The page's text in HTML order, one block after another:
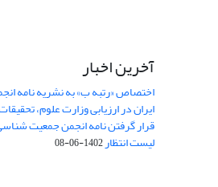
آخرین اخبار
اختصاص «رتبه ب» به نشریه نامه
ایران در ارزیابی وزارت علوم،
قرار گرفتن نامه انجمن جمعیت
لیست انتظار1402-06-08